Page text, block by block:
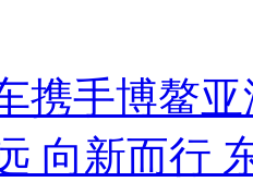
携手博鳌
向新而行